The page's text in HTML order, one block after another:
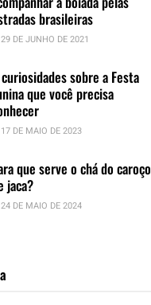
brasileiras
DE JUNHO DE 2021
sobre a Festa
que você precisa
DE MAIO DE 2023
que serve o chá do caroço
jaca?
DE MAIO DE 2024